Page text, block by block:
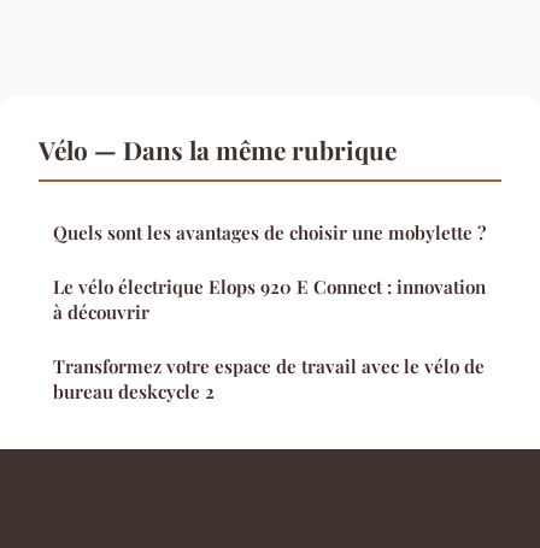
Vélo — Dans la même rubrique
Quels sont les avantages de choisir une mobylette ?
Le vélo électrique Elops 920 E Connect : innovation
à découvrir
Transformez votre espace de travail avec le vélo de
bureau deskcycle 2